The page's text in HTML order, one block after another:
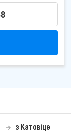
з Катовіце